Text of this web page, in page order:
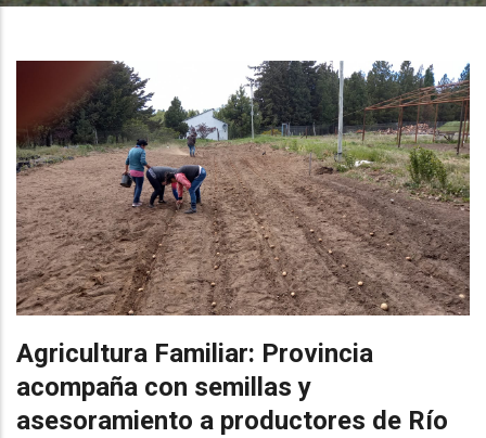
Agricultura Familiar: Provincia
acompaña con semillas y
asesoramiento a productores de Río